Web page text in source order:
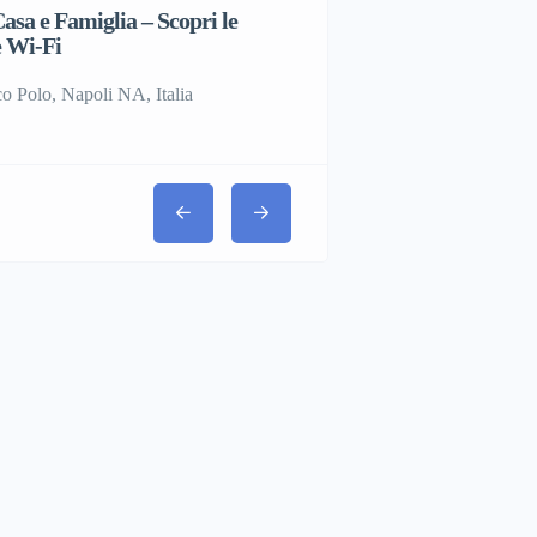
e Famiglia – Scopri le
Wi-Fi
Polo, Napoli NA, Italia